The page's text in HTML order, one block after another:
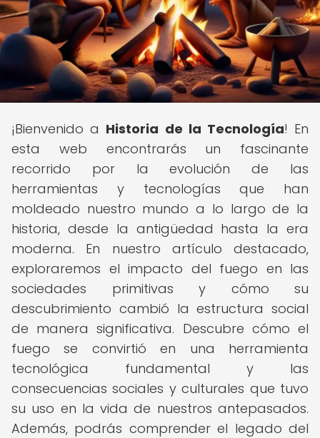
¡Bienvenido a Historia de la Tecnología! En
esta web encontrarás un fascinante
recorrido por la evolución de las
herramientas y tecnologías que han
moldeado nuestro mundo a lo largo de la
historia, desde la antigüedad hasta la era
moderna. En nuestro artículo destacado,
exploraremos el impacto del fuego en las
sociedades primitivas y cómo su
descubrimiento cambió la estructura social
de manera significativa. Descubre cómo el
fuego se convirtió en una herramienta
tecnológica fundamental y las
consecuencias sociales y culturales que tuvo
su uso en la vida de nuestros antepasados.
Además, podrás comprender el legado del